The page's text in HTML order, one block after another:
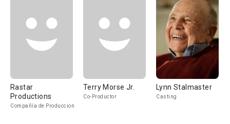
Rastar
Productions
Compañía de Produccion
Terry Morse Jr.
Co-Productor
Lynn Stalmaster
Casting